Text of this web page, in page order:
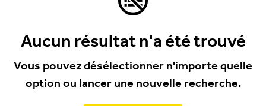
Mood Evo
Traceline System
Trybeca Système
Office
Aucun résultat n'a été trouvé
Vous pouvez désélectionner n'importe quelle
option ou lancer une nouvelle recherche.